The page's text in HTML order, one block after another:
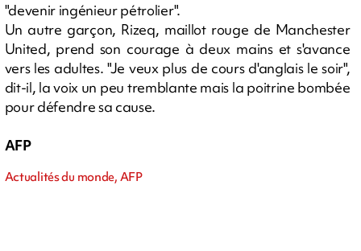
"devenir ingénieur pétrolier".
Un autre garçon, Rizeq, maillot rouge de Manchester
United, prend son courage à deux mains et s'avance
vers les adultes. "Je veux plus de cours d'anglais le soir",
dit-il, la voix un peu tremblante mais la poitrine bombée
pour défendre sa cause.
AFP
Actualités du monde, AFP